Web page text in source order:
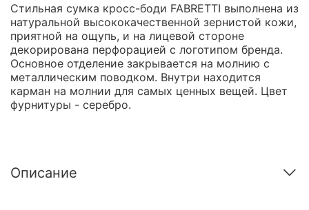
Стильная сумка кросс-боди FABRETTI выполнена из
натуральной высококачественной зернистой кожи,
приятной на ощупь, и на лицевой стороне
декорирована перфорацией с логотипом бренда.
Основное отделение закрывается на молнию с
металлическим поводком. Внутри находится
карман на молнии для самых ценных вещей. Цвет
фурнитуры - серебро.
Описание